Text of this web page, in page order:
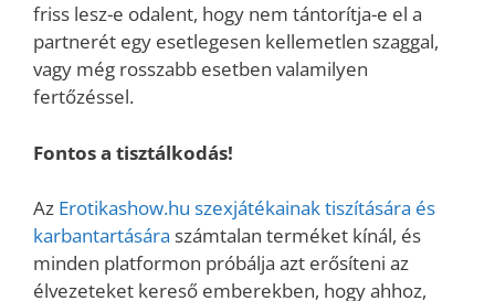
friss lesz-e odalent, hogy nem tántorítja-e el a
partnerét egy esetlegesen kellemetlen szaggal,
vagy még rosszabb esetben valamilyen
fertőzéssel.
Fontos a tisztálkodás!
Az Erotikashow.hu szexjátékainak tiszítására és
karbantartására számtalan terméket kínál, és
minden platformon próbálja azt erősíteni az
élvezeteket kereső emberekben, hogy ahhoz,